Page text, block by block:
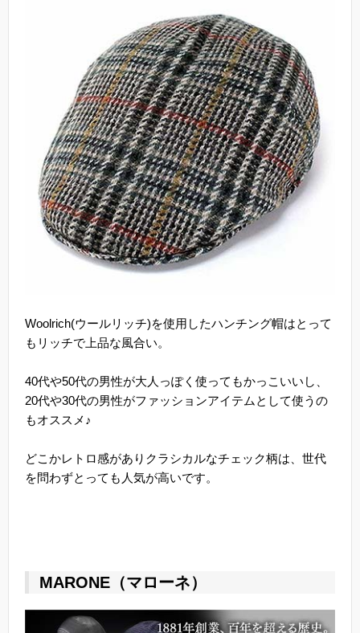
Woolrich(ウールリッチ)を使用したハンチング帽はとって
もリッチで上品な風合い。
40代や50代の男性が大人っぽく使ってもかっこいいし、
20代や30代の男性がファッションアイテムとして使うの
もオススメ♪
どこかレトロ感がありクラシカルなチェック柄は、世代
を問わずとっても人気が高いです。
MARONE（マローネ）